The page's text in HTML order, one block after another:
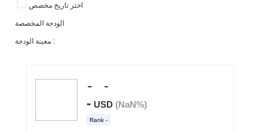
اختر تاريخ مخصص
الودجة المخصصة
معينة الودجة :